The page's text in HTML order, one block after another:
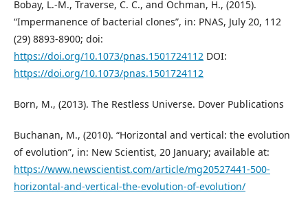
Bobay, L.-M., Traverse, C. C., and Ochman, H., (2015).
“Impermanence of bacterial clones”, in: PNAS, July 20, 112
(29) 8893-8900; doi:
https://doi.org/10.1073/pnas.1501724112 DOI:
https://doi.org/10.1073/pnas.1501724112
Born, M., (2013). The Restless Universe. Dover Publications
Buchanan, M., (2010). “Horizontal and vertical: the evolution
of evolution”, in: New Scientist, 20 January; available at:
https://www.newscientist.com/article/mg20527441-500-
horizontal-and-vertical-the-evolution-of-evolution/